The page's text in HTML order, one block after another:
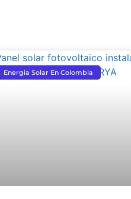
Energia Solar En Colombia